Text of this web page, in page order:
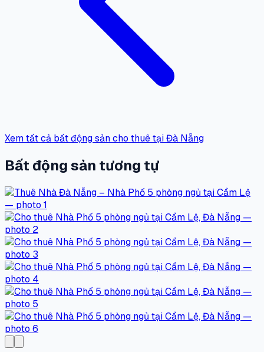
Xem tất cả bất động sản cho thuê tại Đà Nẵng
Bất động sản tương tự